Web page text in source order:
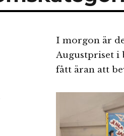
I morgon är
Augustpriset i
fått äran att